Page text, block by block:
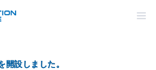
開設しました。